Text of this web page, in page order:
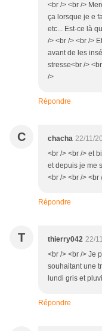
<br /> <br />
ça lorsque je e
etc... Est-ce là
/> <br /> <br />
avant de les
stresse<br />
/>
Répondre
C chacha 22/11/
<br /> <br /> et
et depuis je me
<br /> <br /> <br
Répondre
T thierry042 22/
<br /> <br /> Je
souhaitant une
lundi gris et
Répondre